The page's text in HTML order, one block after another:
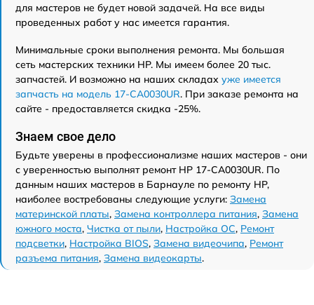
для мастеров не будет новой задачей. На все виды
проведенных работ у нас имеется гарантия.
Минимальные сроки выполнения ремонта. Мы большая
сеть мастерских техники HP. Мы имеем более 20 тыс.
запчастей. И возможно на наших складах уже имеется
запчасть на модель 17-CA0030UR. При заказе ремонта на
сайте - предоставляется скидка -25%.
Знаем свое дело
Будьте уверены в профессионализме наших мастеров - они
с уверенностью выполнят ремонт HP 17-CA0030UR. По
данным наших мастеров в Барнауле по ремонту HP,
наиболее востребованы следующие услуги: Замена
материнской платы, Замена контроллера питания, Замена
южного моста, Чистка от пыли, Настройка ОС, Ремонт
подсветки, Настройка BIOS, Замена видеочипа, Ремонт
разъема питания, Замена видеокарты.